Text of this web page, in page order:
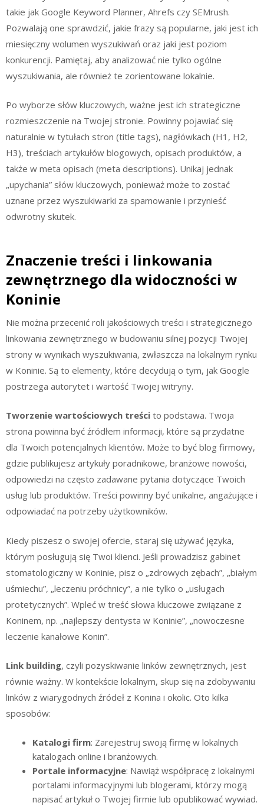
takie jak Google Keyword Planner, Ahrefs czy SEMrush.
Pozwalają one sprawdzić, jakie frazy są popularne, jaki jest ich
miesięczny wolumen wyszukiwań oraz jaki jest poziom
konkurencji. Pamiętaj, aby analizować nie tylko ogólne
wyszukiwania, ale również te zorientowane lokalnie.
Po wyborze słów kluczowych, ważne jest ich strategiczne
rozmieszczenie na Twojej stronie. Powinny pojawiać się
naturalnie w tytułach stron (title tags), nagłówkach (H1, H2,
H3), treściach artykułów blogowych, opisach produktów, a
także w meta opisach (meta descriptions). Unikaj jednak
„upychania” słów kluczowych, ponieważ może to zostać
uznane przez wyszukiwarki za spamowanie i przynieść
odwrotny skutek.
Znaczenie treści i linkowania
zewnętrznego dla widoczności w
Koninie
Nie można przecenić roli jakościowych treści i strategicznego
linkowania zewnętrznego w budowaniu silnej pozycji Twojej
strony w wynikach wyszukiwania, zwłaszcza na lokalnym rynku
w Koninie. Są to elementy, które decydują o tym, jak Google
postrzega autorytet i wartość Twojej witryny.
Tworzenie wartościowych treści to podstawa. Twoja
strona powinna być źródłem informacji, które są przydatne
dla Twoich potencjalnych klientów. Może to być blog firmowy,
gdzie publikujesz artykuły poradnikowe, branżowe nowości,
odpowiedzi na często zadawane pytania dotyczące Twoich
usług lub produktów. Treści powinny być unikalne, angażujące i
odpowiadać na potrzeby użytkowników.
Kiedy piszesz o swojej ofercie, staraj się używać języka,
którym posługują się Twoi klienci. Jeśli prowadzisz gabinet
stomatologiczny w Koninie, pisz o „zdrowych zębach”, „białym
uśmiechu”, „leczeniu próchnicy”, a nie tylko o „usługach
protetycznych”. Wpleć w treść słowa kluczowe związane z
Koninem, np. „najlepszy dentysta w Koninie”, „nowoczesne
leczenie kanałowe Konin”.
Link building, czyli pozyskiwanie linków zewnętrznych, jest
równie ważny. W kontekście lokalnym, skup się na zdobywaniu
linków z wiarygodnych źródeł z Konina i okolic. Oto kilka
sposobów:
Katalogi firm: Zarejestruj swoją firmę w lokalnych
katalogach online i branżowych.
Portale informacyjne: Nawiąż współpracę z lokalnymi
portalami informacyjnymi lub blogerami, którzy mogą
napisać artykuł o Twojej firmie lub opublikować wywiad.